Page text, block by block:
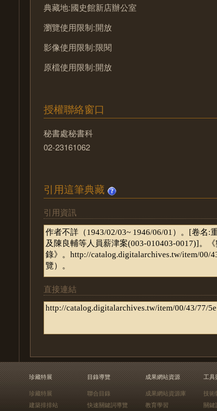
典藏地:國史館新店辦公室
瀏覽使用限制:開放
影像使用限制:限閱
原檔使用限制:開放
授權聯絡窗口
秘書處秘書科
02-23161062
引用這筆典藏
引用資訊
直接連結
珍藏特展
珍藏特展
建築排排站
目錄導覽
聯合目錄
快速關鍵詞導覽
成果網站資源
成果網站資源庫
教育學習
工具
技術
關鍵